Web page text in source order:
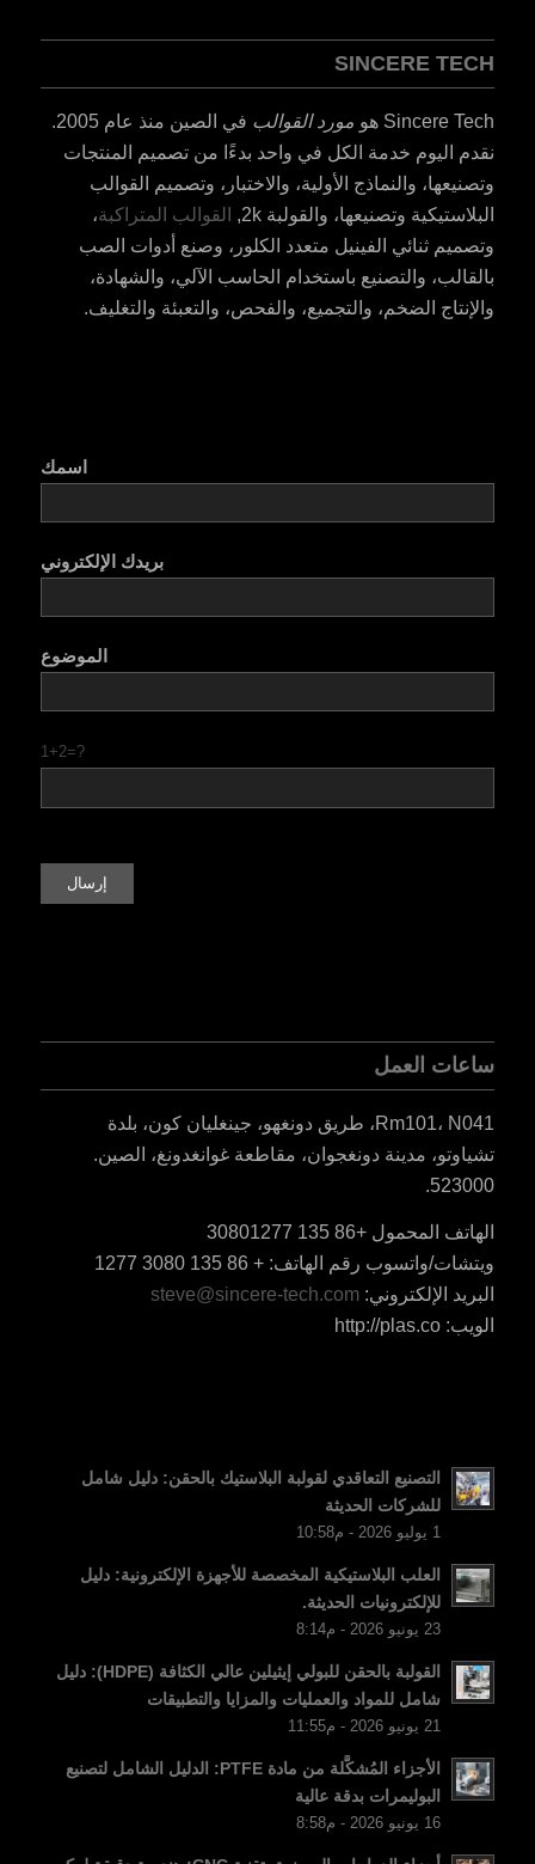
SINCERE TECH
Sincere Tech هو مورد القوالب
في الصين منذ عام 2005.
نقدم اليوم خدمة الكل في واحد بدءًا من تصميم المنتجات
وتصنيعها، والنماذج الأولية، والاختبار، وتصميم القوالب
البلاستيكية وتصنيعها، والقولبة 2k,
القوالب المتراكبة،
وتصميم ثنائي الفينيل متعدد الكلور، وصنع أدوات الصب
بالقالب، والتصنيع باستخدام الحاسب الآلي، والشهادة،
والإنتاج الضخم، والتجميع، والفحص، والتعبئة والتغليف.
اسمك
بريدك الإلكتروني
الموضوع
1+2=?
ساعات العمل
Rm101، N041، طريق دونغهو، جينغليان كون، بلدة
تشياوتو، مدينة دونغجوان، مقاطعة غوانغدونغ، الصين.
523000.
الهاتف المحمول +86 135 30801277
ويتشات/واتسوب رقم الهاتف: + 86 135 3080 1277
البريد الإلكتروني: steve@sincere-tech.com
الويب: http://plas.co
التصنيع التعاقدي لقولبة البلاستيك بالحقن: دليل شامل
للشركات الحديثة
1 يوليو 2026 - م10:58
العلب البلاستيكية المخصصة للأجهزة الإلكترونية: دليل
للإلكترونيات الحديثة.
23 يونيو 2026 - م8:14
القولبة بالحقن للبولي إيثيلين عالي الكثافة (HDPE): دليل
شامل للمواد والعمليات والمزايا والتطبيقات
21 يونيو 2026 - م11:55
الأجزاء المُشكَّلة من مادة PTFE: الدليل الشامل لتصنيع
البوليمرات بدقة عالية
16 يونيو 2026 - م8:58
JA
FI